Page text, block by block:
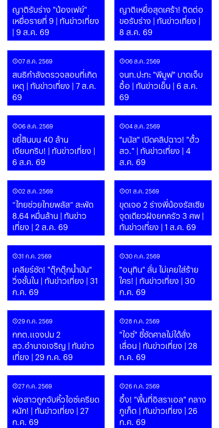
ญาติรับร่าง "น้องเฟย์"
เหยื่อรายที่ 9 | ทันข่าวเที่ยง
| 9 ส.ค. 69
ญาติเหยื่อสุดเศร้า! ติดต่อ
ขอรับร่าง | ทันข่าวเที่ยง |
8 ส.ค. 69
07 ส.ค. 2569
สนธิกำลังตรวจสอบที่เกิด
เหตุ | ทันข่าวเที่ยง | 7 ส.ค.
69
06 ส.ค. 2569
จนท.ปะทะ "พีมูฟ" บาดเจ็บ
อื้อ | ทันข่าวเย็น | 6 ส.ค.
69
06 ส.ค. 2569
ขยี้สินบน 40 ล้าน
เงียบกริบ! | ทันข่าวเที่ยง |
6 ส.ค. 69
04 ส.ค. 2569
"มนัส" เปิดคลิปฉาว! "ฮั้ว
สว." | ทันข่าวเที่ยง | 4
ส.ค. 69
02 ส.ค. 2569
“ไทยช่วยไทยพลัส” สะพัด
8.64 หมื่นล้าน | ทันข่าว
เที่ยง | 2 ส.ค. 69
01 ส.ค. 2569
ขุดเจอ 2 ร่างพี่น้องรัสเซีย
จุดเดียวฝังยกครัว 3 ศพ |
ทันข่าวเที่ยง | 1 ส.ค. 69
31 ก.ค. 2569
เคลียร์ชัด! "ตุ๊กตุ๊กน้ำมัน"
วิ่งชั้นใน | ทันข่าวเที่ยง | 31
ก.ค. 69
30 ก.ค. 2569
"อนุทิน" ลั่น ไม่เคยใส่ร้าย
ใคร! | ทันข่าวเที่ยง | 30
ก.ค. 69
29 ก.ค. 2569
กกต.แจงปม 2
สว.อำนาจเจริญ | ทันข่าว
เที่ยง | 29 ก.ค. 69
28 ก.ค. 2569
"ไอซ์" ชี้ชัดศาลไม่ได้สั่ง
เลื่อน | ทันข่าวเที่ยง | 28
ก.ค. 69
27 ก.ค. 2569
พ่อสาวถูกจับหิ้วไอซ์เครียด
หนัก! | ทันข่าวเที่ยง | 27
ก.ค. 69
26 ก.ค. 2569
อึ้ง! "พื้นที่อิสราเอล" กลาง
ภูเก็ต | ทันข่าวเที่ยง | 26
ก.ค. 69